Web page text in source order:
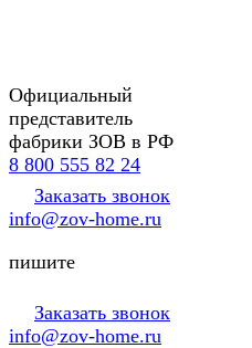
Официальный
представитель
фабрики ЗОВ в РФ
8 800 555 82 24
Заказать звонок
info@zov-home.ru
пишите
Заказать звонок
info@zov-home.ru